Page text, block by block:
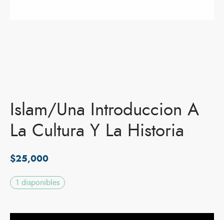
Islam/Una Introduccion A
La Cultura Y La Historia
$25,000
1 disponibles